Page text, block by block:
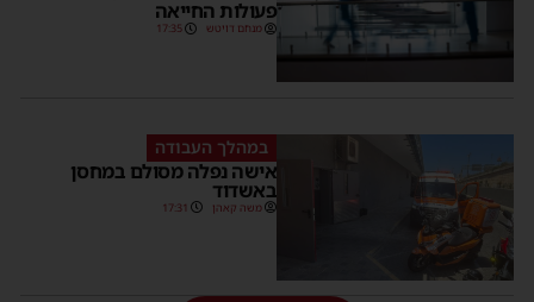
פעולות החייאה
מנחם דויטש 17:35
במהלך העבודה
אישה נפלה מסולם במחסן
באשדוד
משה קאהן 17:31